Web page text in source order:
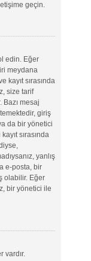
geçin.
edin. Eğer
meydana
kayıt sırasında
size tarif
mesaj
giriş
da bir yönetici
sırasında
yanlış
e-posta, bir
olabilir. Eğer
bir yönetici ile
vardır.